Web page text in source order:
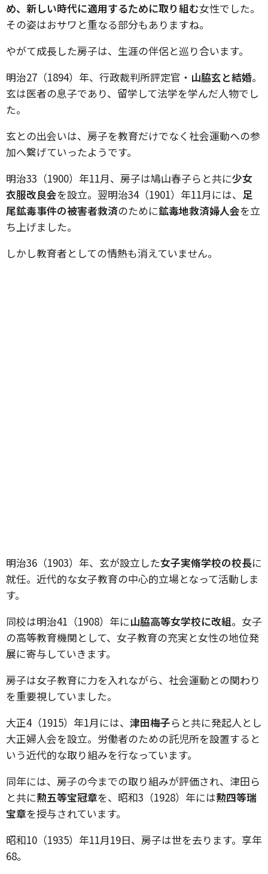
め、新しい時代に適用するために取り組む女性でした。
その姿はおサワと重なる部分もありますね。
やがて成長した房子は、生涯の伴侶と巡り合います。
明治27（1894）年、行政裁判所評定官・ 山脇玄と結婚。
玄は医者の息子であり、留学して法学を学んだ人物でし
た。
玄との出会いは、房子を教育だけでなく社会運動への参
加へ繋げていったようです。
明治33（1900）年11月、房子は鳩山春子らと共に少女
衣服改良会を設立。翌明治34（1901）年11月には、 足
尾鉱毒事件の被害者救済のために鉱毒地救済婦人会を立
ち上げました。
しかし教育者としての情熱も消えていません。
明治36（1903）年、玄が設立した女子実脩学校の校長に
就任。近代的な女子教育の中心的立場となって活動しま
す。
同校は明治41（1908）年に山脇高等女学校に改組。女子
の高等教育機関として、女子教育の充実と女性の地位発
展に寄与していきます。
房子は女子教育に力を入れながら、社会運動との関わり
を重要視していました。
大正4（1915）年1月には、 津田梅子らと共に発起人とし
大正婦人会を設立。労働者のための託児所を設置すると
いう近代的な取り組みを行なっています。
同年には、房子の今までの取り組みが評価され、津田ら
と共に勲五等宝冠章を、昭和3（1928）年には勲四等瑞
宝章を授与されています。
昭和10（1935）年11月19日、房子は世を去ります。享年
68。